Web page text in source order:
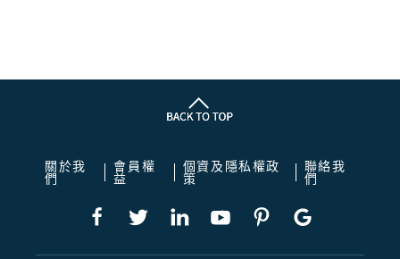
關於我
們
會員權
益
個資及隱私權政
策
聯絡我
們